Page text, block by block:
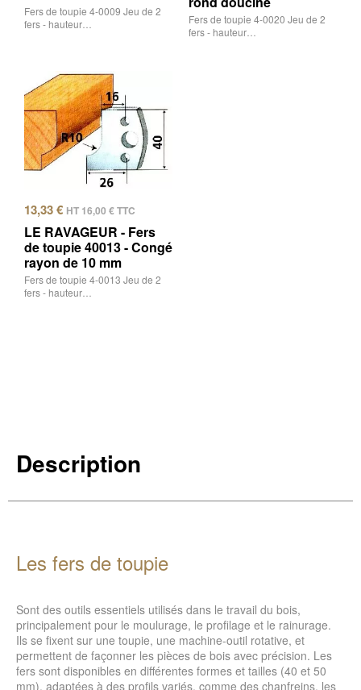
Fers de toupie 4-0009 Jeu de 2
fers - hauteur…
Fers de toupie 4-0020 Jeu de 2
fers - hauteur…
13,33€ HT 16,00 €TTC
LE RAVAGEUR - Fers
de toupie 40013 - Congé
rayon de 10 mm
Fers de toupie 4-0013 Jeu de 2
fers - hauteur…
Description
Les fers de toupie
Sont des outils essentiels utilisés dans le travail du bois,
principalement pour le moulurage, le profilage et le rainurage.
Ils se fixent sur une toupie, une machine-outil rotative, et
permettent de façonner les pièces de bois avec précision. Les
fers sont disponibles en différentes formes et tailles (40 et 50
mm), adaptées à des profils variés, comme des chanfreins, les